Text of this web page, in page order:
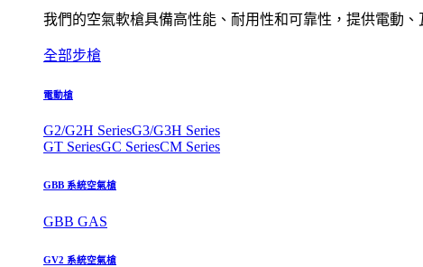
我們的空氣軟槍具備高性能、耐用性和可靠性，提供電動
全部步槍
電動槍
G2/G2H SeriesG3/G3H Series
GT SeriesGC SeriesCM Series
GBB 系統空氣槍
GBB GAS
GV2 系統空氣槍